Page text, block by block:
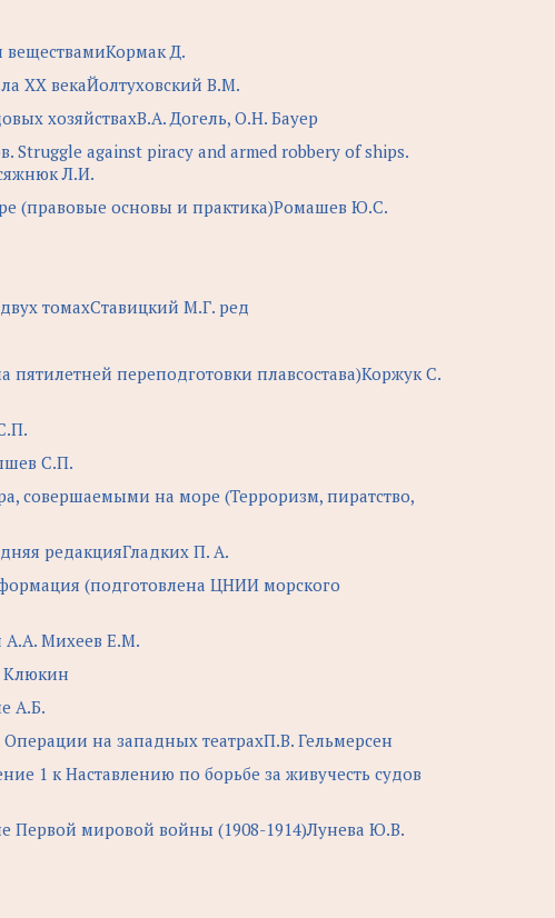
Д.
ХХ векаЙолтуховский В.М.
хозяйствахВ.А. Догель, О.Н. Бауер
against piracy and armed robbery of ships.
Л.И.
(правовые основы и практика)Ромашев Ю.С.
томахСтавицкий М.Г. ред
переподготовки плавсостава)Коржук С.
С.П.
совершаемыми на море (Терроризм, пиратство,
редакцияГладких П. А.
(подготовлена ЦНИИ морского
А.А. Михеев Е.М.
Клюкин
А.Б.
на западных театрахП.В. Гельмерсен
1 к Наставлению по борьбе за живучесть судов
Первой мировой войны (1908-1914)Лунева Ю.В.